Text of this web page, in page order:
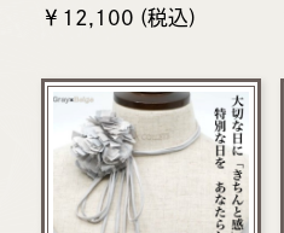
￥12,100 (税込)